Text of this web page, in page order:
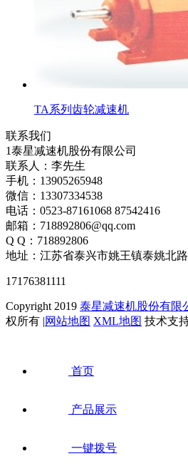
TA系列齿轮减速机
联系我们
1泰星减速机股份有限公司
联系人：李先生
手机：13905265948
微信：13307334538
电话：0523-87161068 87542416
邮箱：718892806@qq.com
Q Q：718892806
地址：江苏省泰兴市姚王镇泰姚北
17176381111
Copyright 2019 泰星减速机股份有限
权所有 |网站地图 XML地图 技术支
首页
产品展示
一键拨号